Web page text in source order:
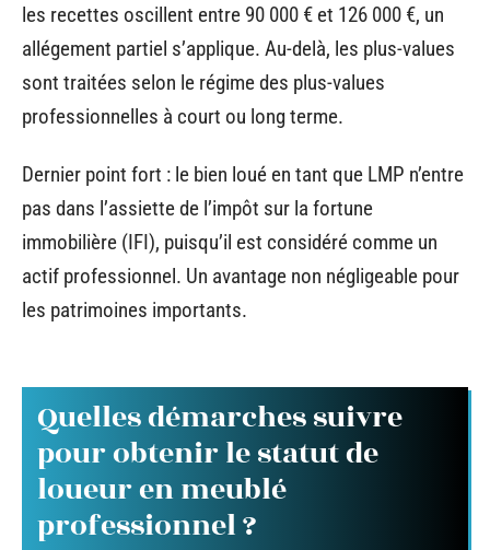
les recettes oscillent entre 90 000 € et 126 000 €, un
allégement partiel s’applique. Au-delà, les plus-values
sont traitées selon le régime des plus-values
professionnelles à court ou long terme.
Dernier point fort : le bien loué en tant que LMP n’entre
pas dans l’assiette de l’impôt sur la fortune
immobilière (IFI), puisqu’il est considéré comme un
actif professionnel. Un avantage non négligeable pour
les patrimoines importants.
Quelles démarches suivre
pour obtenir le statut de
loueur en meublé
professionnel ?